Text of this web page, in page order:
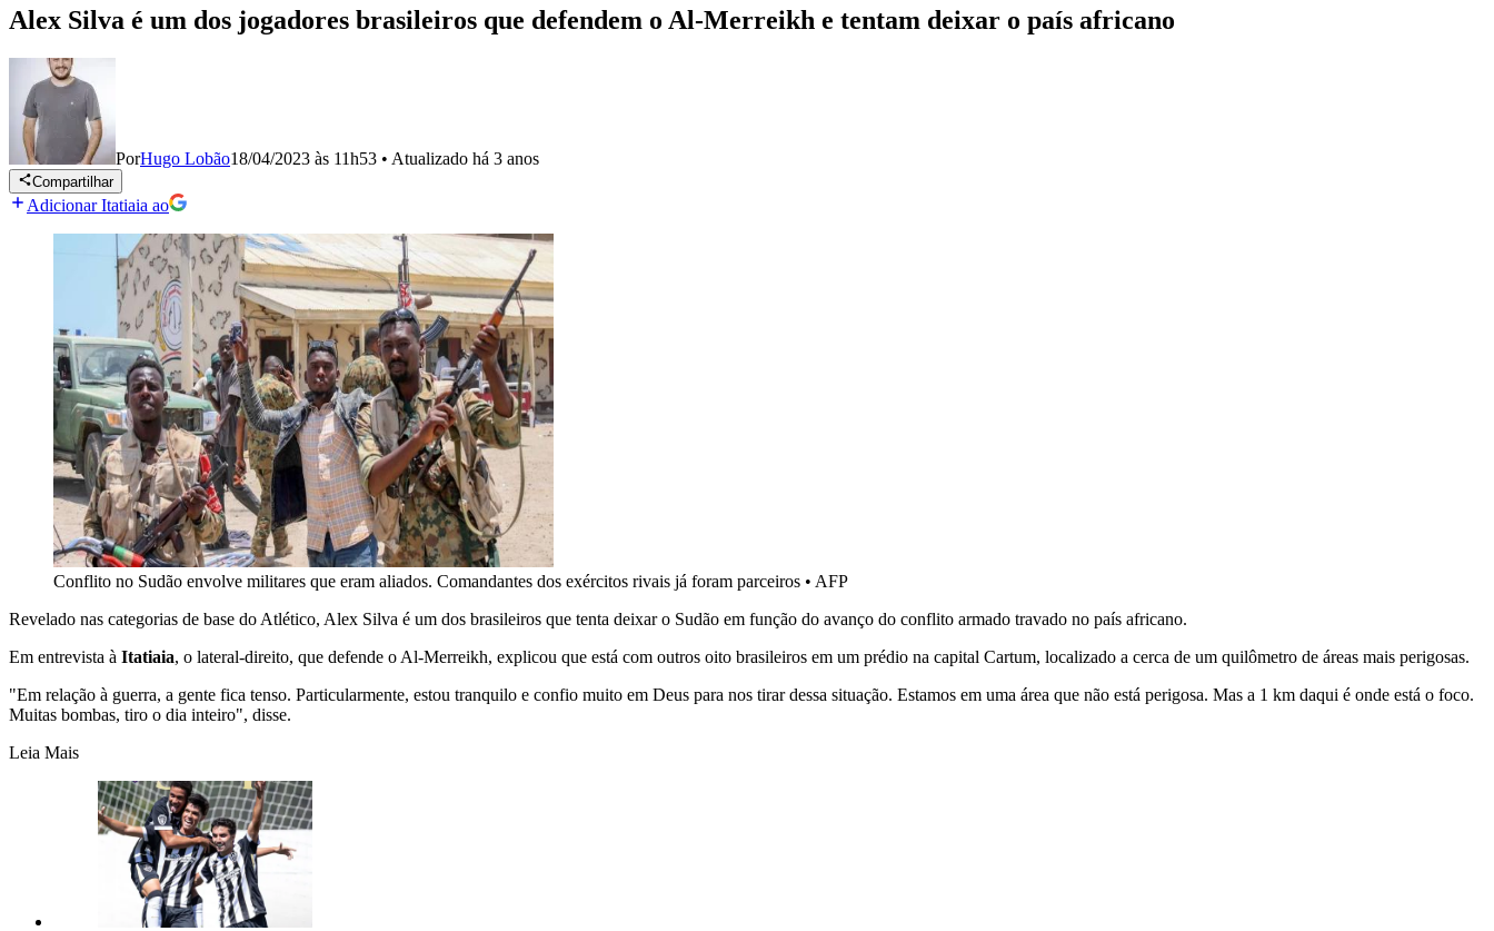
Alex Silva é um dos jogadores brasileiros que defendem o Al-Merreikh e tentam deixar o país africano
PorHugo Lobão18/04/2023 às 11h53 • Atualizado há 3 anos
Compartilhar
Adicionar Itatiaia ao
Conflito no Sudão envolve militares que eram aliados. Comandantes dos exércitos rivais já foram parceiros • AFP
Revelado nas categorias de base do Atlético, Alex Silva é um dos brasileiros que tenta deixar o Sudão em função do avanço do conflito armado travado no país africano.
Em entrevista à Itatiaia, o lateral-direito, que defende o Al-Merreikh, explicou que está com outros oito brasileiros em um prédio na capital Cartum, localizado a cerca de um quilômetro de áreas mais perigosas.
"Em relação à guerra, a gente fica tenso. Particularmente, estou tranquilo e confio muito em Deus para nos tirar dessa situação. Estamos em uma área que não está perigosa. Mas a 1 km daqui é onde está o foco.
Muitas bombas, tiro o dia inteiro", disse.
Leia Mais